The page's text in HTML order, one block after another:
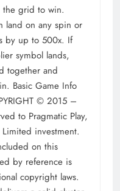
the grid to win.
land on any spin or
by up to 500x. If
symbol lands,
together and
Basic Game Info
© 2015 –
to Pragmatic Play,
investment.
on this
by reference is
copyright laws.